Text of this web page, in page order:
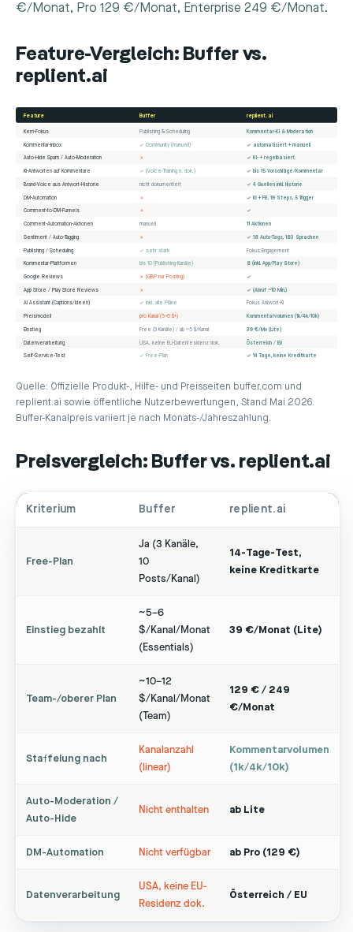
€/Monat, Pro 129 €/Monat, Enterprise 249 €/Monat.
Feature-Vergleich: Buffer vs.
replient.ai
Feature Buffer replient.ai
Kern-Fokus Publishing & Scheduling Kommentar-KI & Moderation
Kommentar-Inbox ✓ Community (manuell) ✓ automatisiert + manuell
Auto-Hide Spam / Auto-Moderation ✗ ✓ KI- + regelbasiert
KI-Antworten auf Kommentare ✓ (Voice-Training n. dok.) ✓ bis 15 Vorschläge/Kommentar
Brand-Voice aus Antwort-Historie nicht dokumentiert ✓ 4 Quellen inkl. Historie
DM-Automation ✗ ✓ IG + FB, 19 Steps, 5 Trigger
Comment-to-DM-Funnels ✗ ✓
Comment-Automation-Aktionen manuell 11 Aktionen
Sentiment / Auto-Tagging ✗ ✓ 18 Auto-Tags, 183 Sprachen
Publishing / Scheduling ✓ sehr stark Fokus Engagement
Kommentar-Plattformen bis 10 (Publishing-Kanäle) 8 (inkl. App/Play Store)
Google Reviews ✗ (GBP nur Posting) ✓
App Store / Play Store Reviews ✗ ✓ (Abruf ~10 Min.)
AI Assistant (Captions/Ideen) ✓ inkl. alle Pläne Fokus Antwort-KI
Preismodell pro Kanal (5–6 $+) Kommentarvolumen (1k/4k/10k)
Einstieg Free (3 Kanäle) / ab ~5 $/Kanal 39 €/Mo (Lite)
Datenverarbeitung USA, keine EU-Datenresidenz dok. Österreich / EU
Self-Service-Test ✓ Free-Plan ✓ 14 Tage, keine Kreditkarte
Quelle: Offizielle Produkt-, Hilfe- und Preisseiten buffer.com und
replient.ai sowie öffentliche Nutzerbewertungen, Stand Mai 2026.
Buffer-Kanalpreis variiert je nach Monats-/Jahreszahlung.
Preisvergleich: Buffer vs. replient.ai
Kriterium Buffer replient.ai
Free-Plan
Ja (3 Kanäle,
10
Posts/Kanal)
14-Tage-Test,
keine Kreditkarte
Einstieg bezahlt
~5–6
$/Kanal/Monat
(Essentials)
39 €/Monat (Lite)
Team-/oberer Plan
~10–12
$/Kanal/Monat
(Team)
129 € / 249
€/Monat
Staffelung nach
Kanalanzahl
(linear)
Kommentarvolumen
(1k/4k/10k)
Auto-Moderation /
Auto-Hide
Nicht enthalten ab Lite
DM-Automation Nicht verfügbar ab Pro (129 €)
Datenverarbeitung
USA, keine EU-
Residenz dok.
Österreich / EU